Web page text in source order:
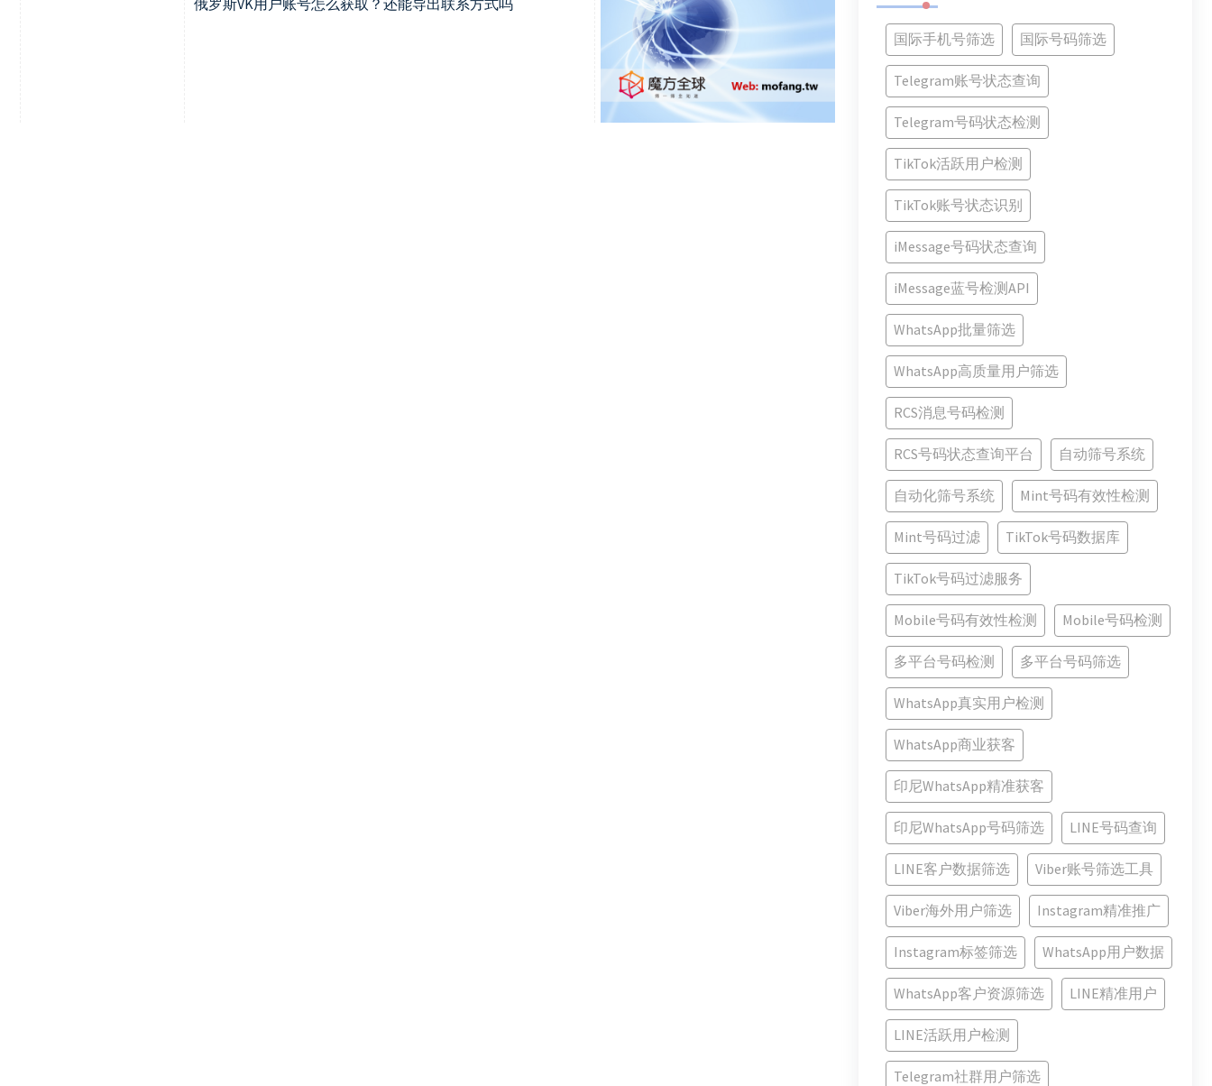
国际手机号筛选
国际号码筛选
Telegram账号状态查询
Telegram号码状态检测
TikTok活跃用户检测
TikTok账号状态识别
iMessage号码状态查询
iMessage蓝号检测API
WhatsApp批量筛选
WhatsApp高质量用户筛选
RCS消息号码检测
RCS号码状态查询平台 自动筛号系统
自动化筛号系统 Mint号码有效性检测
Mint号码过滤 TikTok号码数据库
TikTok号码过滤服务
Mobile号码有效性检测 Mobile号码检测
多平台号码检测 多平台号码筛选
WhatsApp真实用户检测
WhatsApp商业获客
印尼WhatsApp精准获客
印尼WhatsApp号码筛选 LINE号码查询
LINE客户数据筛选 Viber账号筛选工具
Viber海外用户筛选 Instagram精准推广
Instagram标签筛选 WhatsApp用户数据
WhatsApp客户资源筛选 LINE精准用户
LINE活跃用户检测
Telegram社群用户筛选